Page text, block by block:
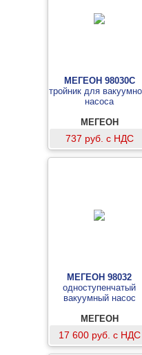
МЕГЕОН 98030С
тройник для
насоса
МЕГЕОН
737 руб. с НДС
МЕГЕОН 98032
одноступенчатый
вакуумный насос
МЕГЕОН
17 600 руб. с НДС